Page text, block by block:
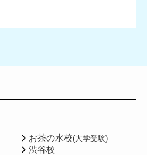
お茶の水校(大学受験)
渋谷校